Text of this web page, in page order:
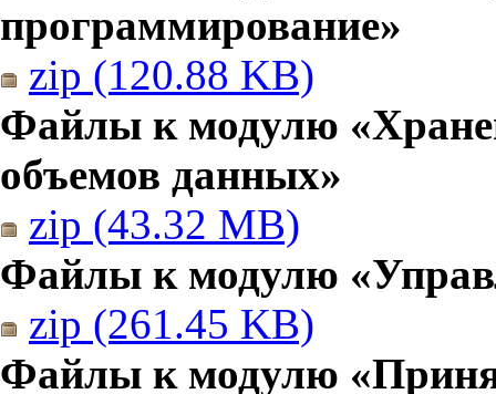
программирование»
zip (120.88 KB)
Файлы к модулю
объемов данных»
zip (43.32 MB)
Файлы к модулю
zip (261.45 KB)
Файлы к модулю